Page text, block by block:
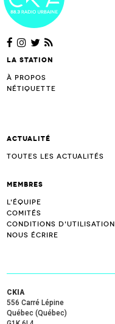
La station
À propos
Nétiquette
Actualité
Toutes les actualités
Membres
L'équipe
Comités
Conditions d'utilisation
Nous écrire
CKIA
556 Carré Lépine
Québec (Québec)